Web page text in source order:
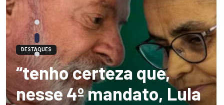
DESTAQUES
“tenho certeza que,
nesse 4º mandato, Lula